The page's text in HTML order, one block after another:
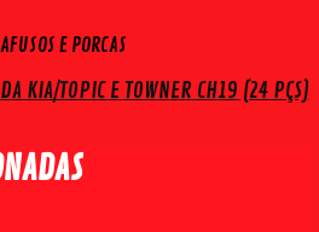
E PORCAS
KIA/TOPIC E TOWNER CH19 (24 PÇS)